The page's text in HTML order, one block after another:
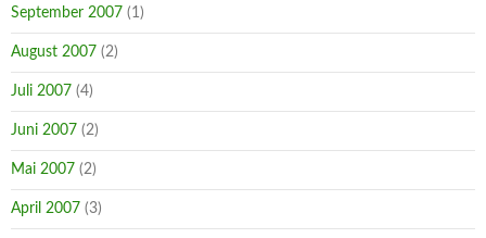
September 2007 (1)
August 2007 (2)
Juli 2007 (4)
Juni 2007 (2)
Mai 2007 (2)
April 2007 (3)